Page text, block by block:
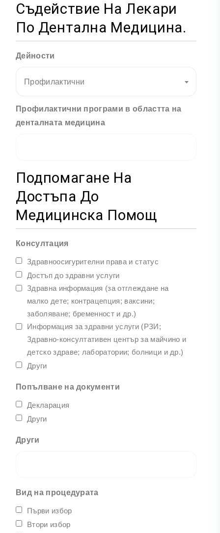
Съдействие На Лекари
По Дентална Медицина.
Дейности
Профилактични
Профилактични програми в областта на
денталната медицина
Подпомагане На
Достъпа До
Медицинска Помощ
Консултация
Здравноосигурителни права и статус
Достъп до здравни услуги
Здравна информация (за отглеждане на
малко дете; контрацепция; ваксини;
заболяване; бременност и др.)
Информация за здравни услуги (РЗИ;
Здравно-консултативен център за майчино и
детско здраве; лаборатории; болници и др.)
Други
Попълване на документи
Декларация
Други
Други
Вид на процедурата
Първи избор
Втори избор